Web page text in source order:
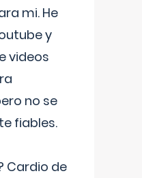
mi. He
y
videos
no se
fiables.
Cardio de